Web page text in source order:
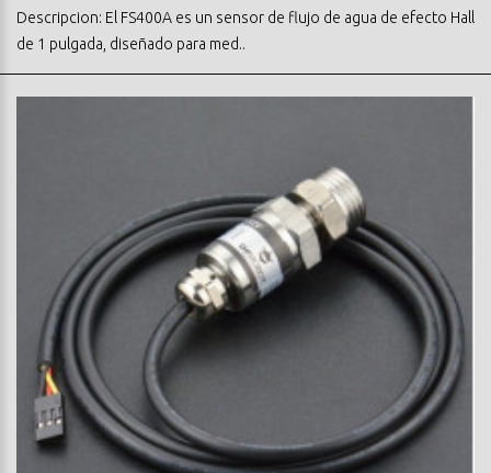
Descripcion: El FS400A es un sensor de flujo de agua de efecto Hall
de 1 pulgada, diseñado para med..